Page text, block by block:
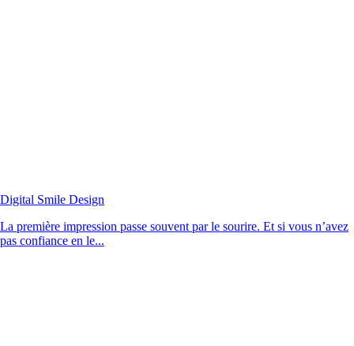
Digital Smile Design
La première impression passe souvent par le sourire. Et si vous n’avez
pas confiance en le...